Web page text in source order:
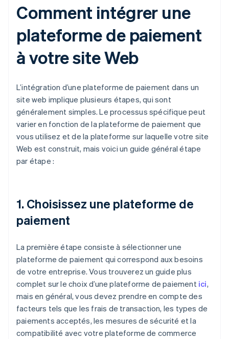
Comment intégrer une
plateforme de paiement
à votre site Web
L’intégration d’une plateforme de paiement dans un
site web implique plusieurs étapes, qui sont
généralement simples. Le processus spécifique peut
varier en fonction de la plateforme de paiement que
vous utilisez et de la plateforme sur laquelle votre site
Web est construit, mais voici un guide général étape
par étape :
1. Choisissez une plateforme de
paiement
La première étape consiste à sélectionner une
plateforme de paiement qui correspond aux besoins
de votre entreprise. Vous trouverez un guide plus
complet sur le choix d’une plateforme de paiement ici,
mais en général, vous devez prendre en compte des
facteurs tels que les frais de transaction, les types de
paiements acceptés, les mesures de sécurité et la
compatibilité avec votre plateforme de commerce